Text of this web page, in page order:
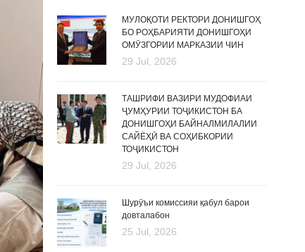
МУЛОҚОТИ РЕКТОРИ ДОНИШГОҲ
БО РОҲБАРИЯТИ ДОНИШГОҲИ
ОМӮЗГОРИИ МАРКАЗИИ ЧИН
29 Jul, 2026
ТАШРИФИ ВАЗИРИ МУДОФИАИ
ҶУМҲУРИИ ТОҶИКИСТОН БА
ДОНИШГОҲИ БАЙНАЛМИЛАЛИИ
САЙЁҲӢ ВА СОҲИБКОРИИ
ТОҶИКИСТОН
29 Jul, 2026
Шурӯъи комиссияи қабул барои
довталабон
25 Jul, 2026